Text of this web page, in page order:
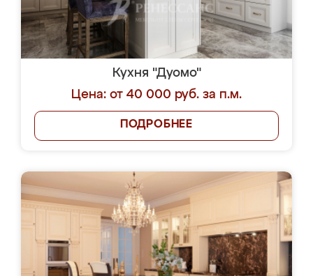
Кухня "Дуомо"
Цена: от 40 000 руб. за п.м.
ПОДРОБНЕЕ